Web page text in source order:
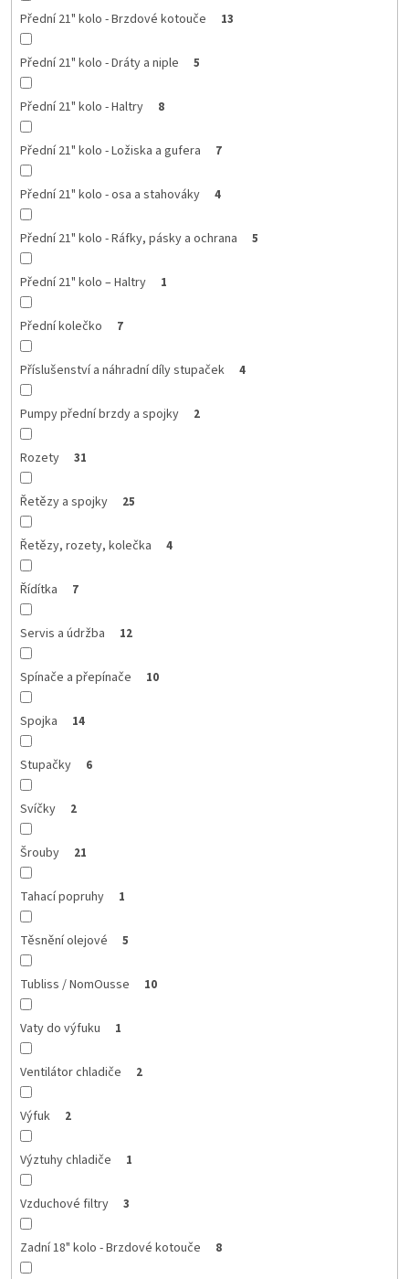
Přední 21" kolo - Brzdové kotouče 13
Přední 21" kolo - Dráty a niple 5
Přední 21" kolo - Haltry 8
Přední 21" kolo - Ložiska a gufera 7
Přední 21" kolo - osa a stahováky 4
Přední 21" kolo - Ráfky, pásky a ochrana 5
Přední 21" kolo – Haltry 1
Přední kolečko 7
Příslušenství a náhradní díly stupaček 4
Pumpy přední brzdy a spojky 2
Rozety 31
Řetězy a spojky 25
Řetězy, rozety, kolečka 4
Řídítka 7
Servis a údržba 12
Spínače a přepínače 10
Spojka 14
Stupačky 6
Svíčky 2
Šrouby 21
Tahací popruhy 1
Těsnění olejové 5
Tubliss / NomOusse 10
Vaty do výfuku 1
Ventilátor chladiče 2
Výfuk 2
Výztuhy chladiče 1
Vzduchové filtry 3
Zadní 18" kolo - Brzdové kotouče 8